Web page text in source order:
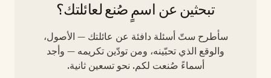
تبحثين عن اسمٍ صُنع لعائلتك؟
سأطرح ستّ أسئلة دافئة عن عائلتك — الأصول،
والوقع الذي تحبّينه، ومن تودّين تكريمه — وأجد
أسماءً صُنعت لكم. نحو تسعين ثانية.